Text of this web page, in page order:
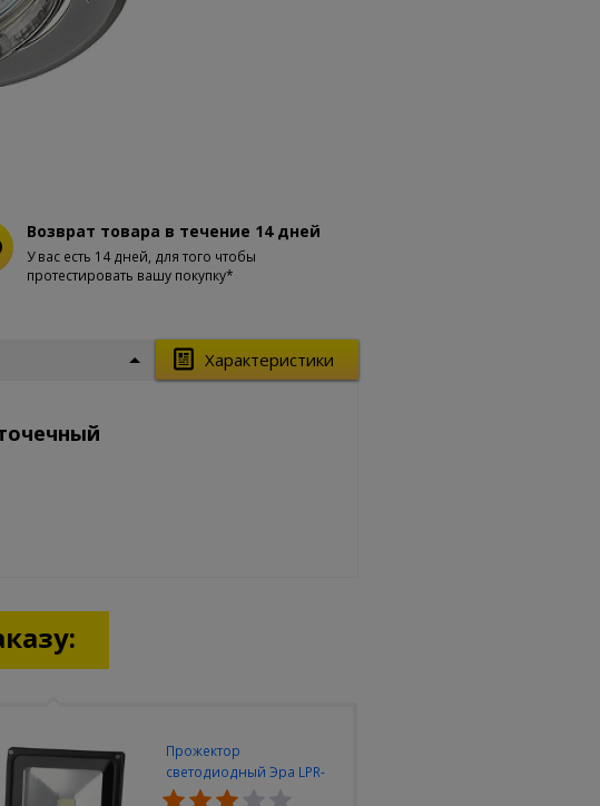
Возврат товара в течение 14 дней
У вас есть 14 дней, для того чтобы
протестировать вашу покупку*
Характеристики
Прожектор
светодиодный Эра LPR-
30W-6500K-M